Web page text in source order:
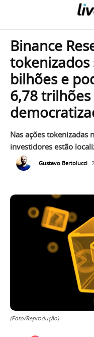
Binance
tokenizados
bilhões e
6,78
Nas ações tokenizadas
investidores estão
Gustavo Bertolucci
(Foto/Reprodução)